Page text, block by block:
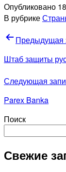
Опубликовано
В рубрике
Навигация
по
Предыдущая
Штаб защиты
Следующая
Parex Banka
Поиск
Свежие